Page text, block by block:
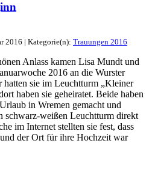
2016 | Kategorie(n): Trauungen 2016
Anlass kamen Lisa Mundt und
2016 an die Wurster
hatten sie im Leuchtturm „Kleiner
haben sie geheiratet. Beide haben
in Wremen gemacht und
schwarz-weißen Leuchtturm direkt
im Internet stellten sie fest, dass
der Ort für ihre Hochzeit war